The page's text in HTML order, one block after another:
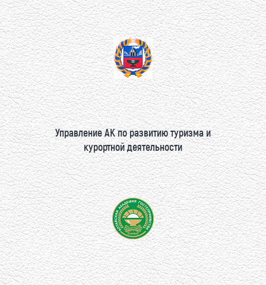
Управление АК по развитию туризма и
курортной деятельности